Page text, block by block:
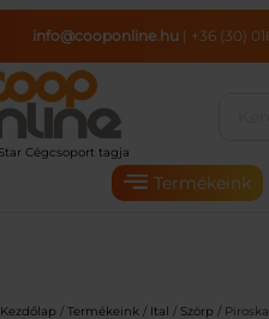
info@cooponline.hu | +36 (30)
Termékeink
Kezdőlap / Termékeink / Ital / Szörp /